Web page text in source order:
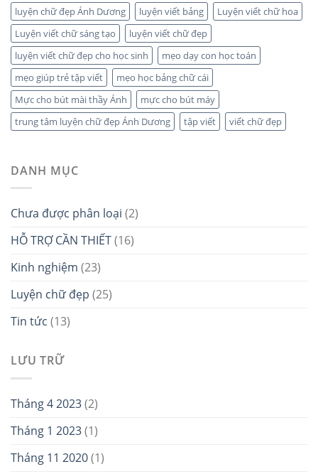
luyện chữ đẹp Ánh Dương
luyện viết bảng
Luyện viết chữ hoa
Luyện viết chữ sáng tạo
luyện viết chữ đẹp
luyện viết chữ đẹp cho học sinh
mẹo dạy con học toán
mẹo giúp trẻ tập viết
mẹo học bảng chữ cái
Mực cho bút mài thầy Ánh
mực cho bút máy
trung tâm luyện chữ đẹp Ánh Dương
tập viết viết chữ đẹp
DANH MỤC
Chưa được phân loại (2)
HỖ TRỢ CẦN THIẾT(16)
Kinh nghiệm (23)
Luyện chữ đẹp (25)
Tin tức (13)
LƯU TRỮ
Tháng 4 2023(2)
Tháng 1 2023(1)
Tháng 11 2020(1)